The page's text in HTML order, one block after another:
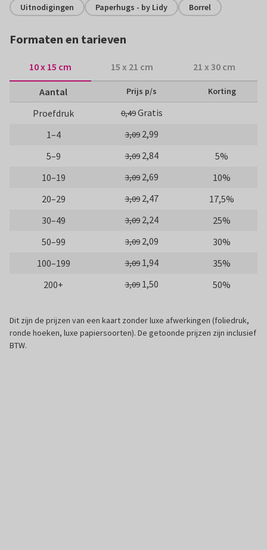
Uitnodigingen Paperhugs - by Lidy Borrel
Formaten en tarieven
10 x 15 cm 15 x 21 cm 21 x 30 cm
Aantal Prijs p/s Korting
Proefdruk 0,49Gratis
1–4
3,09 2,99
5–9
3,09 2,84
5%
10–19
3,09 2,69
10%
20–29
3,09 2,47
17,5%
30–49
3,09 2,24
25%
50–99
3,09 2,09
30%
100–199
3,09 1,94
35%
200+
3,09 1,50 50%
Dit zijn de prijzen van een kaart zonder luxe afwerkingen (foliedruk,
ronde hoeken, luxe papiersoorten). De getoonde prijzen zijn inclusief
BTW.